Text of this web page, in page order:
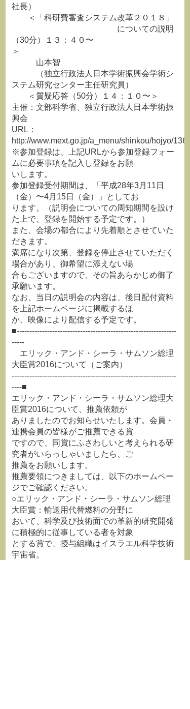
社長）
＜「科研費審査システム改革２０１８」
についての説明
（30分）１３：４０〜
山本智
（独立行政法人日本学術振興会学術シ
ステム研究センター主任研究員）
＜質疑応答（50分）１４：１０〜＞
主催：文部科学省、独立行政法人日本学術振
興会
URL：
http://www.mext.go.jp/a_menu/shinkou/hojyo/
※参加登録は、上記URLから参加登録フォー
ムに必要事項を記入し登録をお願
いします。
参加登録受付期間は、「平成28年3月11日
（金）〜4月15日（金）」としてお
ります。（説明会についての周知期間を設け
た上で、登録を開始する予定です。）
また、会場の都合により先着順とさせていた
だきます。
満席になり次第、登録を停止させていただく
場合があり、御希望に添えない場
合もございますので、その旨あらかじめ御了
承願います。
なお、当日の説明会の内容は、後日配付資料
を上記ホームページに掲載するほ
か、映像により配信する予定です。
■---------------------------------------------------------------
-----
エリック・アンド・シーラ・サムソン総理
大臣賞2016について（ご案内）
-----------------------------------------------------------------
----■
エリック・アンド・シーラ・サムソン総理大
臣賞2016について、推薦依頼が
ありましたのでお知らせいたします。会員・
連携会員の皆様がご推薦できる賞
ですので、同賞にふさわしいと考えられる研
究者がいらっしゃいましたら、ご
推薦をお願いします。
推薦要領につきましては、以下のホームペー
ジでご確認ください。
○エリック・アンド・シーラ・サムソン総理
大臣賞：輸送用代替燃料の分野に
おいて、科学及び技術面での革新的研究開発
に積極的に従事している者を対象
とする賞で、授与組織はイスラエル科学技術
宇宙省。